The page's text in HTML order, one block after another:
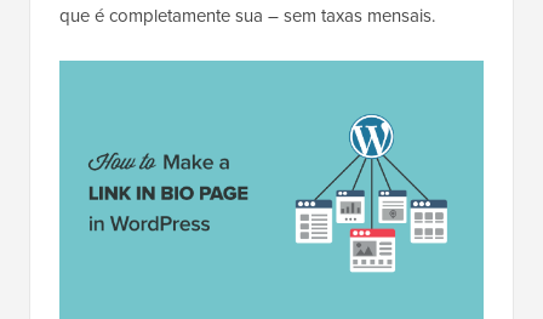
que é completamente sua – sem taxas mensais.